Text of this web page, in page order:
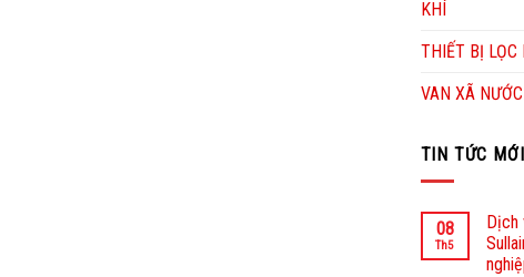
KHÍ
THIẾT BỊ LỌC
VAN XÃ
TIN TỨC MỚI
08
Th5
Dịch